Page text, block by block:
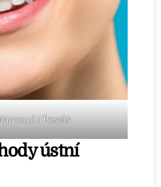
/ Pexels
ústní